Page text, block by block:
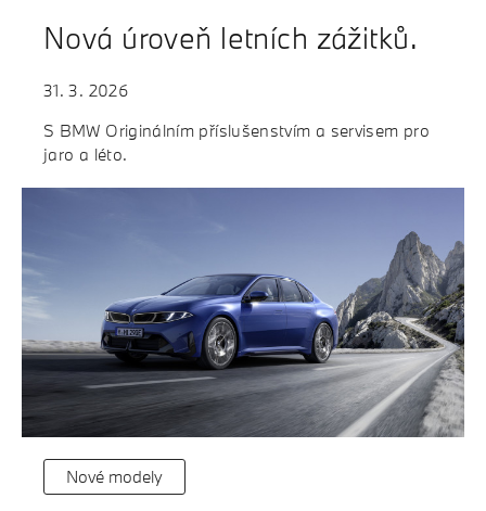
Nová úroveň letních zážitků.
31. 3. 2026
S BMW Originálním příslušenstvím a servisem pro
jaro a léto.
Nové modely